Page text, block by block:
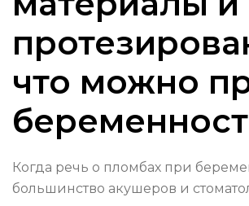
что можно
Когда речь о пломбах при
большинство акушеров и